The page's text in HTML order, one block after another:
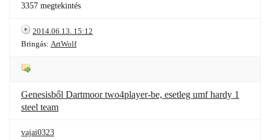
3357 megtekintés
2014.06.13. 15:12
Bringás: ArtWolf
Genesisből Dartmoor two4player-be, esetleg umf hardy 1
steel team
vajai0323